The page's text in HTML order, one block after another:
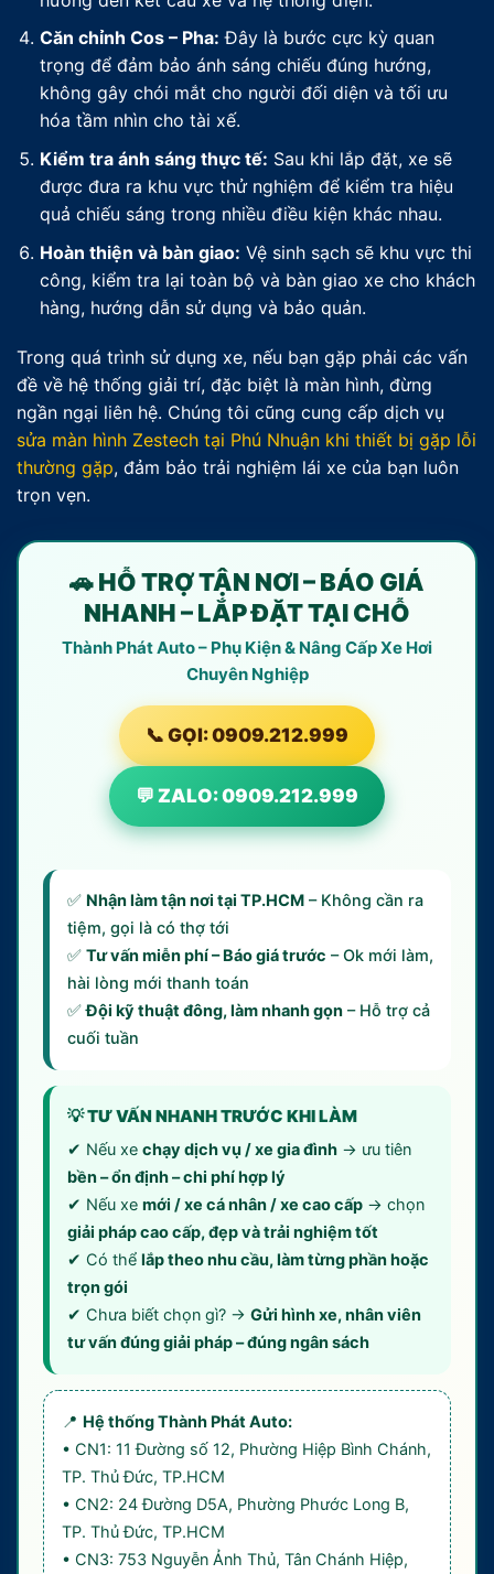
Căn chỉnh Cos – Pha: Đây là bước cực kỳ quan
trọng để đảm bảo ánh sáng chiếu đúng hướng,
không gây chói mắt cho người đối diện và tối ưu
hóa tầm nhìn cho tài xế.
Kiểm tra ánh sáng thực tế: Sau khi lắp đặt, xe sẽ
được đưa ra khu vực thử nghiệm để kiểm tra hiệu
quả chiếu sáng trong nhiều điều kiện khác nhau.
Hoàn thiện và bàn giao: Vệ sinh sạch sẽ khu vực thi
công, kiểm tra lại toàn bộ và bàn giao xe cho khách
hàng, hướng dẫn sử dụng và bảo quản.
Trong quá trình sử dụng xe, nếu bạn gặp phải các vấn
đề về hệ thống giải trí, đặc biệt là màn hình, đừng
ngần ngại liên hệ. Chúng tôi cũng cung cấp dịch vụ
sửa màn hình Zestech tại Phú Nhuận khi thiết bị gặp lỗi
thường gặp, đảm bảo trải nghiệm lái xe của bạn luôn
trọn vẹn.
🚗 HỖ TRỢ TẬN NƠI – BÁO GIÁ
NHANH – LẮP ĐẶT TẠI CHỖ
Thành Phát Auto – Phụ Kiện & Nâng Cấp Xe Hơi
Chuyên Nghiệp
📞 GỌI: 0909.212.999
💬 ZALO: 0909.212.999
✅ Nhận làm tận nơi tại TP.HCM – Không cần ra
tiệm, gọi là có thợ tới
✅ Tư vấn miễn phí – Báo giá trước – Ok mới làm,
hài lòng mới thanh toán
✅Đội kỹ thuật đông, làm nhanh gọn – Hỗ trợ cả
cuối tuần
💡 TƯ VẤN NHANH TRƯỚC KHI LÀM
✔ Nếu xe chạy dịch vụ / xe gia đình → ưu tiên
bền – ổn định – chi phí hợp lý
✔ Nếu xe mới / xe cá nhân / xe cao cấp → chọn
giải pháp cao cấp, đẹp và trải nghiệm tốt
✔ Có thể lắp theo nhu cầu, làm từng phần hoặc
trọn gói
✔ Chưa biết chọn gì? → Gửi hình xe, nhân viên
tư vấn đúng giải pháp – đúng ngân sách
📍 Hệ thống Thành Phát Auto:
• CN1: 11 Đường số 12, Phường Hiệp Bình Chánh,
TP. Thủ Đức, TP.HCM
• CN2: 24 Đường D5A, Phường Phước Long B,
TP. Thủ Đức, TP.HCM
• CN3: 753 Nguyễn Ảnh Thủ, Tân Chánh Hiệp,